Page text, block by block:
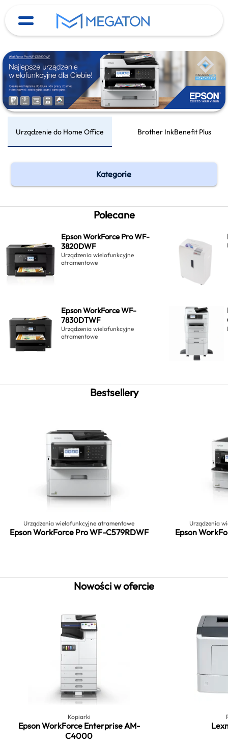
Urządzenie do Home Office Brother InkBenefit Plus
Kategorie
Polecane
Epson WorkForce Pro WF-
3820DWF
Urządzenia wielofunkcyjne
atramentowe
Epson WorkForce WF-
7830DTWF
Urządzenia wielofunkcyjne
atramentowe
Bestsellery
Urządzenia wielofunkcyjne atramentowe
Epson WorkForce Pro WF-C579RDWF
Urządzenia
Epson
Nowości w ofercie
Kopiarki
Epson WorkForce Enterprise AM-
C4000